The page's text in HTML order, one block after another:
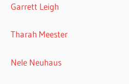
Garrett Leigh
Tharah Meester
Nele Neuhaus